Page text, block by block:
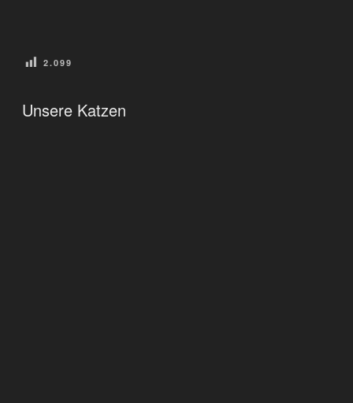
2.099
VERÖFFENTLICHT
AM
Unsere Katzen